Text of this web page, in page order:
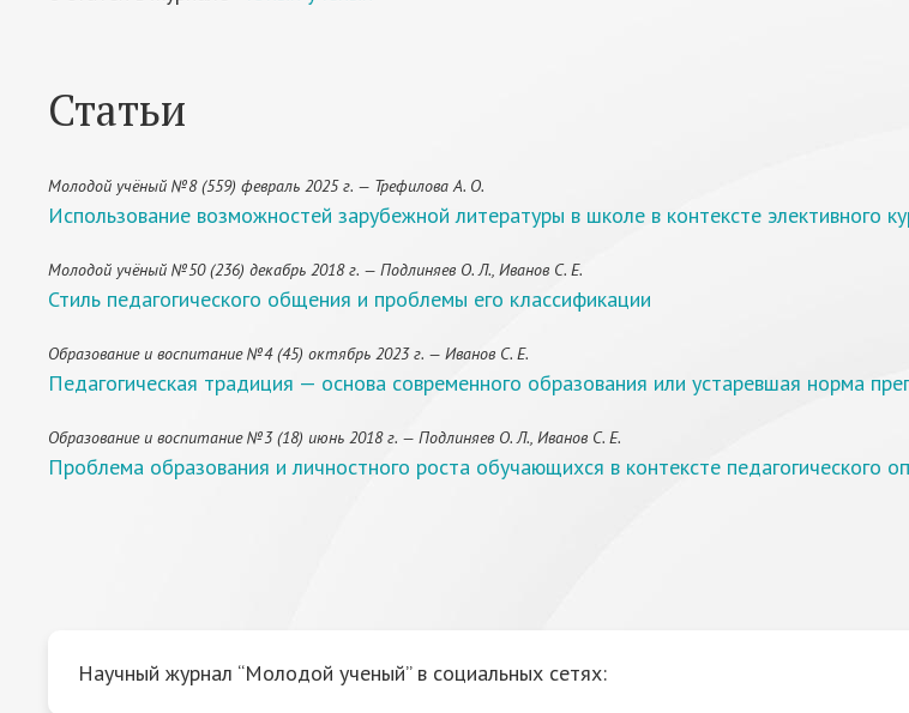
Статьи
Молодой учёный №8 (559) февраль 2025 г. — Трефилова А. О.
Использование возможностей зарубежной литературы в школе в контексте элективного
Молодой учёный №50 (236) декабрь 2018 г. — Подлиняев О. Л., Иванов С. Е.
Стиль педагогического общения и проблемы его классификации
Образование и воспитание №4 (45) октябрь 2023 г. — Иванов С. Е.
Педагогическая традиция — основа современного образования или устаревшая норма
Образование и воспитание №3 (18) июнь 2018 г. — Подлиняев О. Л., Иванов С. Е.
Проблема образования и личностного роста обучающихся в контексте педагогического
Научный журнал “Молодой ученый” в социальных сетях: